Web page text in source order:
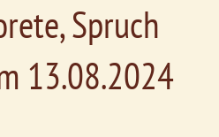
Spruch
13.08.2024